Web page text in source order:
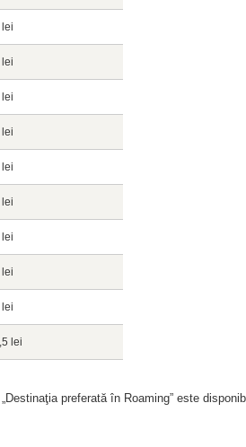
lei
preferată în Roaming” este